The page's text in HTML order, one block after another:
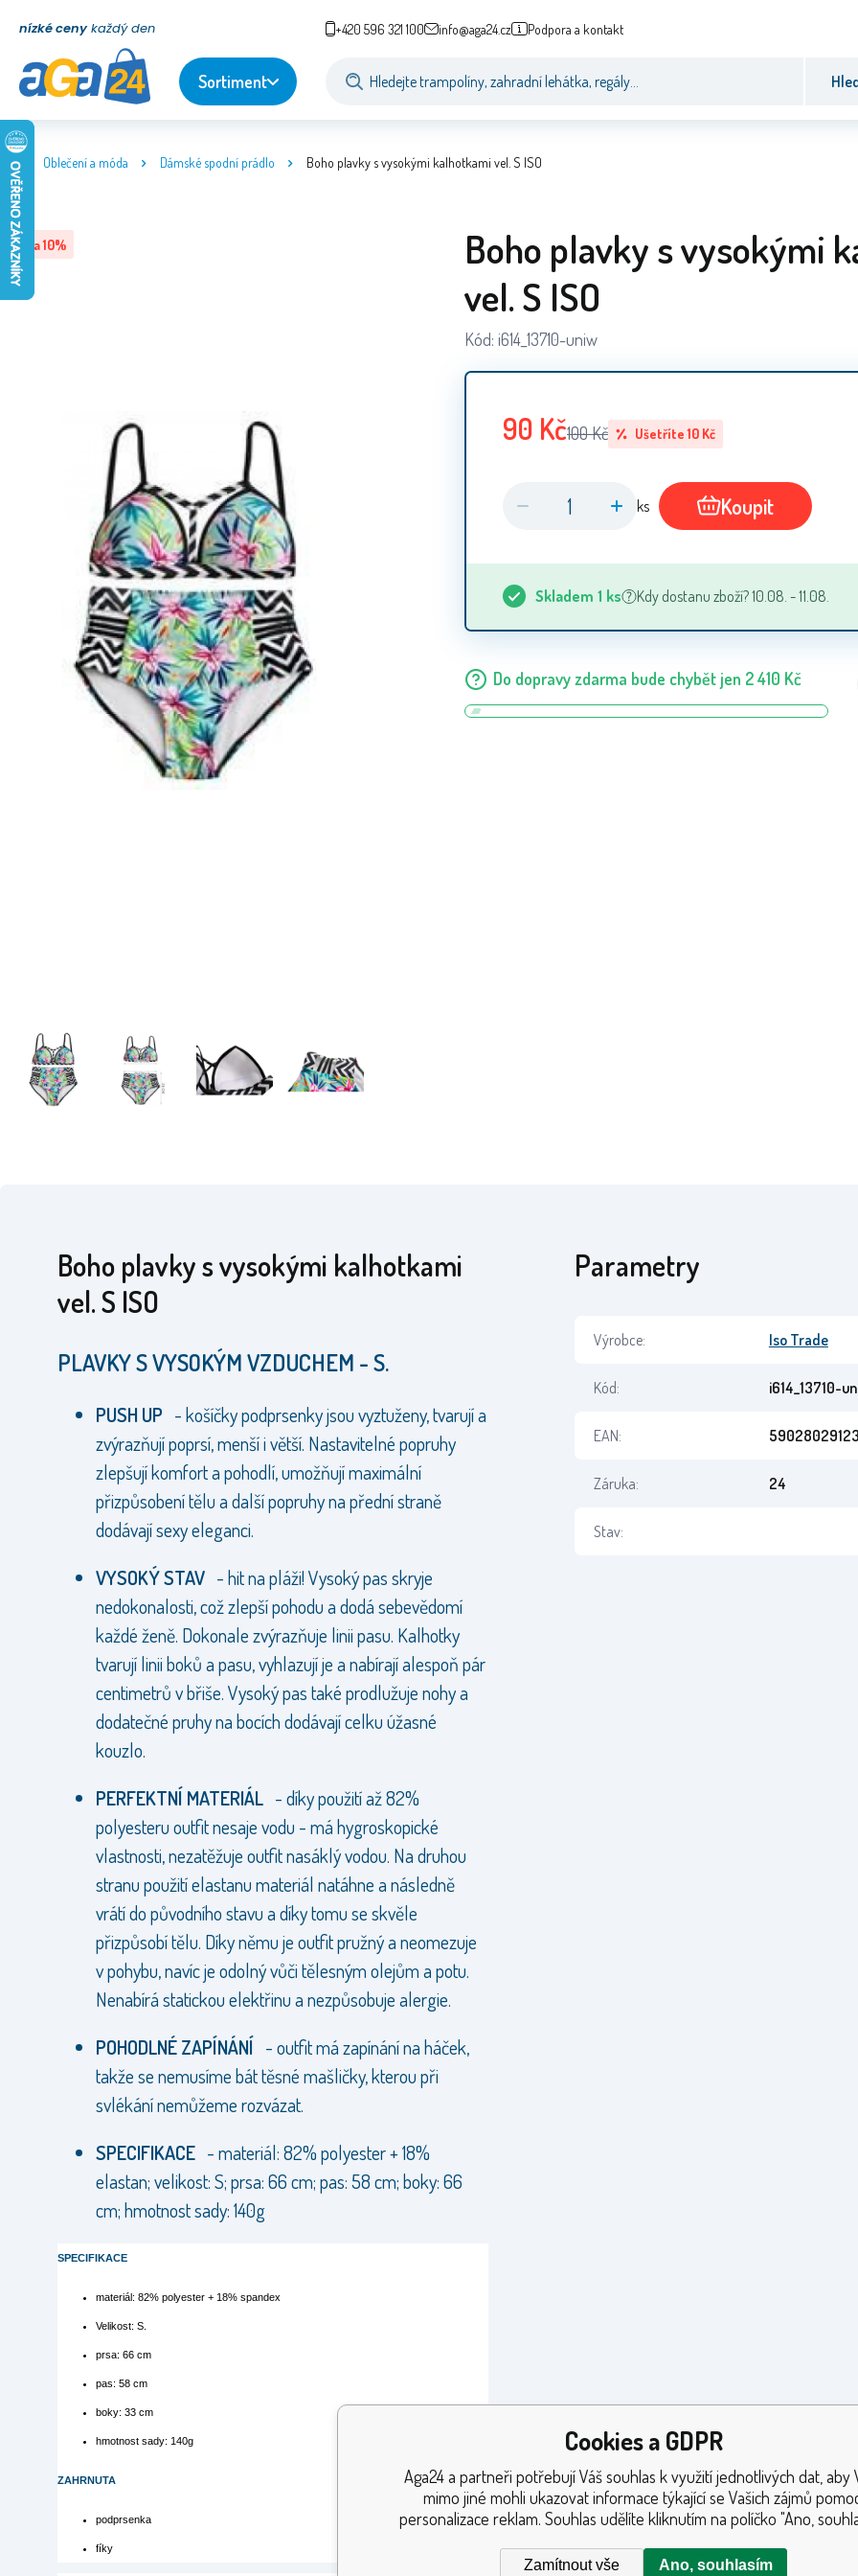
nízké ceny každý den +420 596 321 100 info@aga24.cz Podpora a kontakt
Sortiment
Oblečení a móda Dámské spodní prádlo Boho plavky s vysokými kalhotkami vel. S ISO
Sleva10%
Boho plavky s vysokými
vel. S ISO
Kód: i614_13710-uniw
90 Kč100Kč Ušetříte 10 Kč
ks Koupit
Skladem 1 ks Kdy dostanu zboží? 10.08. - 11.08.
Do dopravy zdarma bude chybět jen 2 410 Kč
Boho plavky s vysokými kalhotkami
vel. S ISO
PLAVKY S VYSOKÝM VZDUCHEM - S.
PUSH UP - košíčky podprsenky jsou vyztuženy, tvarují a
zvýrazňují poprsí, menší i větší. Nastavitelné popruhy
zlepšují komfort a pohodlí, umožňují maximální
přizpůsobení tělu a další popruhy na přední straně
dodávají sexy eleganci.
VYSOKÝ STAV - hit na pláži! Vysoký pas skryje
nedokonalosti, což zlepší pohodu a dodá sebevědomí
každé ženě. Dokonale zvýrazňuje linii pasu. Kalhotky
tvarují linii boků a pasu, vyhlazují je a nabírají alespoň pár
centimetrů v břiše. Vysoký pas také prodlužuje nohy a
dodatečné pruhy na bocích dodávají celku úžasné
kouzlo.
PERFEKTNÍ MATERIÁL - díky použití až 82%
polyesteru outfit nesaje vodu - má hygroskopické
vlastnosti, nezatěžuje outfit nasáklý vodou. Na druhou
stranu použití elastanu materiál natáhne a následně
vrátí do původního stavu a díky tomu se skvěle
přizpůsobí tělu. Díky němu je outfit pružný a neomezuje
v pohybu, navíc je odolný vůči tělesným olejům a potu.
Nenabírá statickou elektřinu a nezpůsobuje alergie.
POHODLNÉ ZAPÍNÁNÍ - outfit má zapínání na háček,
takže se nemusíme bát těsné mašličky, kterou při
svlékání nemůžeme rozvázat.
SPECIFIKACE - materiál: 82% polyester + 18%
elastan; velikost: S; prsa: 66 cm; pas: 58 cm; boky: 66
cm; hmotnost sady: 140g
SPECIFIKACE
materiál: 82% polyester + 18% spandex
Velikost: S.
prsa: 66 cm
pas: 58 cm
boky: 33 cm
hmotnost sady: 140g
ZAHRNUTA
podprsenka
fíky
Parametry
Výrobce: Iso Trade
Kód: i614_13710-
EAN:
Záruka: 24
Stav:
Cookies a GDPR
Aga24 a partneři potřebují Váš souhlas k využití jednotlivých dat, aby
mimo jiné mohli ukazovat informace týkající se Vašich zájmů
personalizace reklam. Souhlas udělíte kliknutím na políčko "Ano,
Zamítnout vše Ano, souhlasím